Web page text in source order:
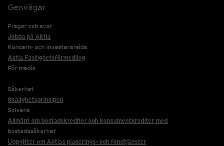
Genvägar
Frågor och svar
Jobba på Aktia
Koncern- och investerarsida
Aktia Fastighetsförmedling
För media
Säkerhet
Skälighetsprincipen
Solvens
Allmänt om bostadskrediter och konsumentkrediter med
bostadssäkerhet
Uppgifter om Aktias placerings- och fondtjänster